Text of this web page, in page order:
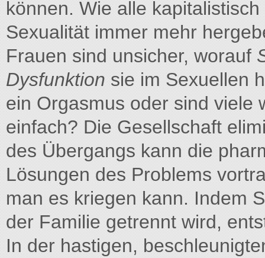
können. Wie alle
Sexualität immer mehr
Frauen sind unsicher, worauf
Dysfunktion sie im Sexuellen
ein Orgasmus oder sind viele
einfach? Die Gesellschaft
des Übergangs kann die
Lösungen des Problems
man es kriegen kann. Indem
der Familie getrennt wird,
In der hastigen,